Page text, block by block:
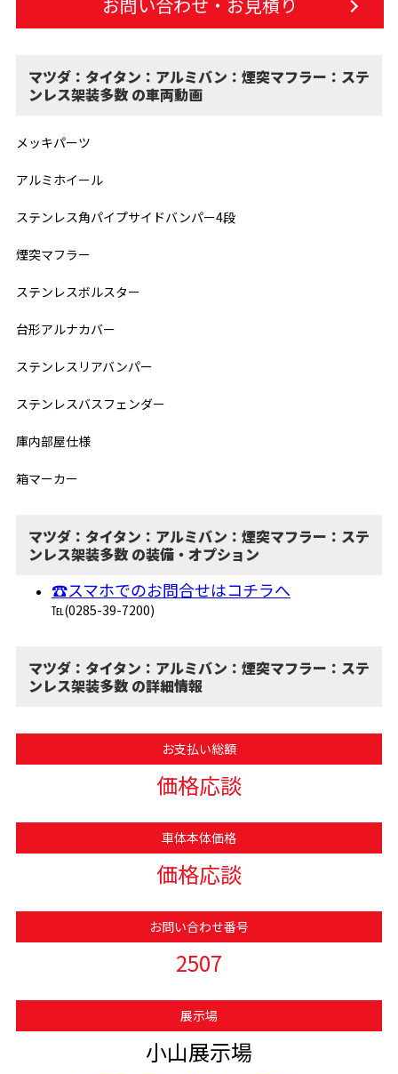
マツダ：タイタン：アルミバン：煙突マフラー：ステ
ンレス架装多数 の車両動画
メッキパーツ
アルミホイール
ステンレス角パイプサイドバンパー4段
煙突マフラー
ステンレスボルスター
台形アルナカバー
ステンレスリアバンパー
ステンレスバスフェンダー
庫内部屋仕様
箱マーカー
マツダ：タイタン：アルミバン：煙突マフラー：ステ
ンレス架装多数 の装備・オプション
☎スマホでのお問合せはコチラへ
℡(0285-39-7200)
マツダ：タイタン：アルミバン：煙突マフラー：ステ
ンレス架装多数 の詳細情報
お支払い総額
価格応談
車体本体価格
価格応談
お問い合わせ番号
2507
展示場
小山展示場